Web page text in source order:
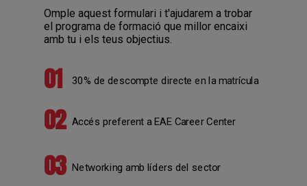
Omple aquest formulari i t'ajudarem a trobar
el programa de formació que millor encaixi
amb tu i els teus objectius.
30% de descompte directe en la matrícula
01
02 Accés preferent a EAE Career Center
03 Networking amb líders del sector